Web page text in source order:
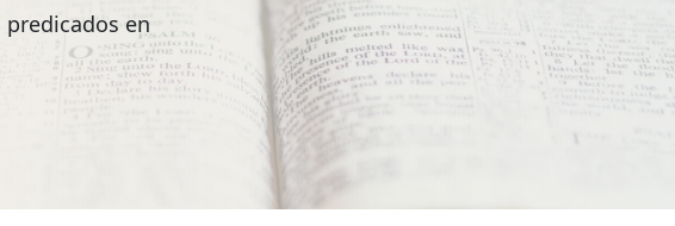
predicados en